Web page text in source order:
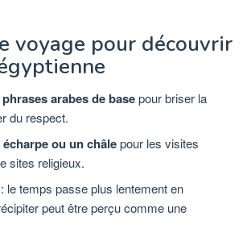
voyage pour découvrir
arabes de basepour briser la
du respect.
ou un châlepour les visites
sites religieux.
: le temps passe plus lentement en
peut être perçu comme une